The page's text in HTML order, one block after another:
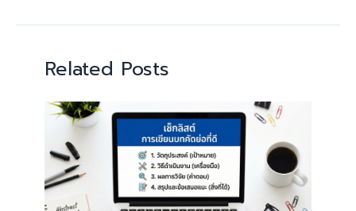
Related Posts